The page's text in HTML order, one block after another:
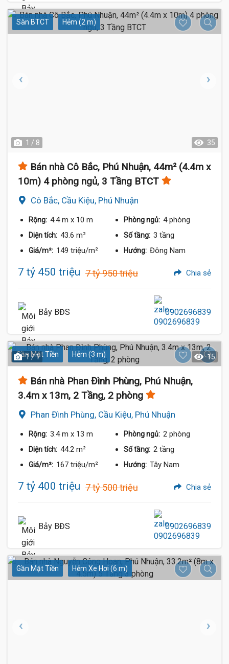
Sàn BTCT Hẻm (2 m)
1 / 8 35
Bán nhà Cô Bắc, Phú Nhuận, 44m² (4.4m x
10m) 4 phòng ngủ, 3 Tầng BTCT
Cô Bắc, Cầu Kiệu, Phú Nhuận
Rộng: 4.4 m x 10 m Phòng ngủ: 4 phòng
Diện tích: 43.6 m² Số tầng: 3 tầng
Giá/m²: 149 triệu/m² Hướng: Đông Nam
7 tỷ 450 triệu 7 tỷ 950 triệu Chia sẻ
Bảy BĐS 0902696839
Gần Mặt Tiền Hẻm (3 m)
1 / 1 15
Bán nhà Phan Đình Phùng, Phú Nhuận,
3.4m x 13m, 2 Tầng, 2 phòng
Phan Đình Phùng, Cầu Kiệu, Phú Nhuận
Rộng: 3.4 m x 13 m Phòng ngủ: 2 phòng
Diện tích: 44.2 m² Số tầng: 2 tầng
Giá/m²: 167 triệu/m² Hướng: Tây Nam
7 tỷ 400 triệu 7 tỷ 500 triệu Chia sẻ
Bảy BĐS 0902696839
Gần Mặt Tiền Hẻm Xe Hơi (6 m)